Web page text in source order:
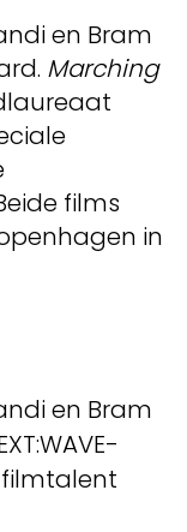
en Bram
Marching
films
in
en Bram